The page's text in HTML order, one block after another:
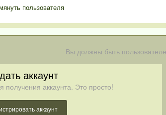
пользователя
Вы должны быть
аккаунт
получения аккаунта. Это просто!
аккаунт